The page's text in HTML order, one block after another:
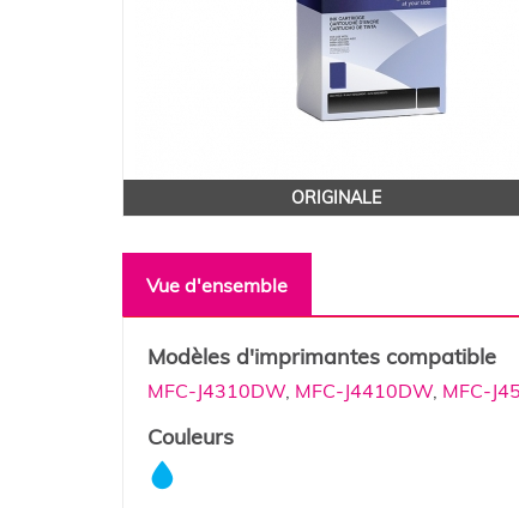
ORIGINALE
Vue d'ensemble
Modèles d'imprimantes compatible
MFC-J4310DW, MFC-J4410DW, MFC-
Couleurs